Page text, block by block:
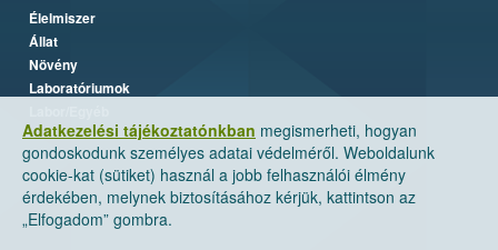
Adatkezelési tájékoztatónkban megismerheti, hogyan
gondoskodunk személyes adatai védelméről. Weboldalunk
cookie-kat (sütiket) használ a jobb felhasználói élmény
érdekében, melynek biztosításához kérjük, kattintson az
„Elfogadom” gombra.
Élelmiszer
Állat
Növény
Laboratóriumok